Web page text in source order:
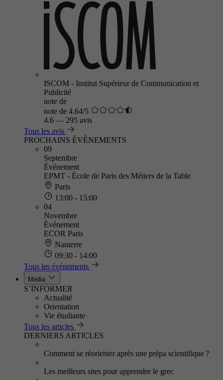
ISCOM - Institut Supérieur de Communication et
Publicité
note de
note de 4.64/5
4.6 — 295 avis
Tous les avis
PROCHAINS ÉVÈNEMENTS
09
Septembre
Événement
EPMT - École de Paris des Métiers de la Table
Paris
13:00 - 15:00
04
Novembre
Événement
ECOR Paris
Nanterre
09:30 - 14:00
Tous les événements
Média
S’INFORMER
Actualité
Orientation
Vie étudiante
Tous les articles
DERNIERS ARTICLES
Comment se réorienter après une prépa scientifique ?
Les meilleurs sites pour apprendre le grec